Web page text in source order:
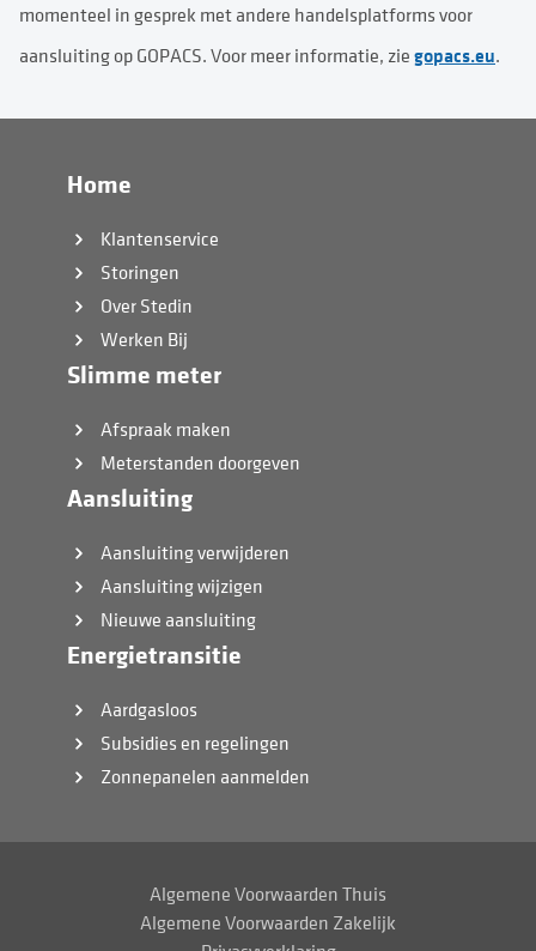
momenteel in gesprek met andere handelsplatforms voor
aansluiting op GOPACS. Voor meer informatie, zie gopacs.eu.
Home
Klantenservice
Storingen
Over Stedin
Werken Bij
Slimme meter
Afspraak maken
Meterstanden doorgeven
Aansluiting
Aansluiting verwijderen
Aansluiting wijzigen
Nieuwe aansluiting
Energietransitie
Aardgasloos
Subsidies en regelingen
Zonnepanelen aanmelden
Algemene Voorwaarden Thuis
Algemene Voorwaarden Zakelijk